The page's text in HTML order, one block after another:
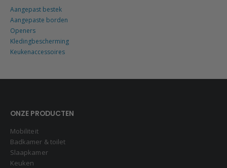
Aangepast bestek
Aangepaste borden
Openers
Kledingbescherming
Keukenaccessoires
ONZE PRODUCTEN
Mobiliteit
Badkamer & toilet
Slaapkamer
Keuken